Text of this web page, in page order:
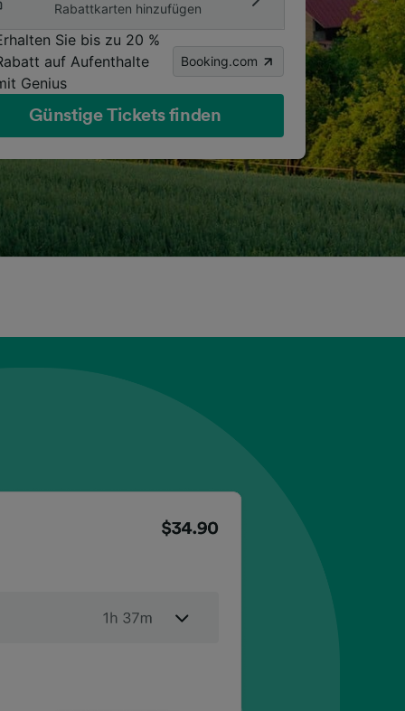
Rabattkarten hinzufügen
Sie bis zu 20 %
auf Aufenthalte
Genius
Booking.com
Günstige Tickets finden